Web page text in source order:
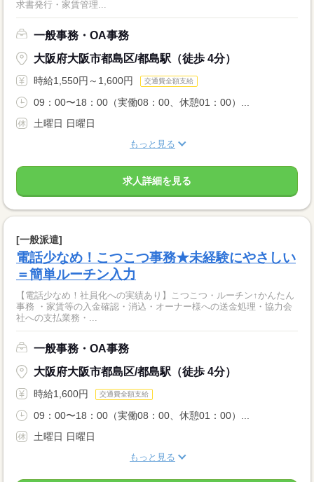
求書発行・家賃管理...
一般事務・OA事務
大阪府大阪市都島区/都島駅（徒歩 4分）
時給1,550円～1,600円 交通費全額支給
09：00〜18：00（実働08：00、休憩01：00）...
土曜日 日曜日
もっと見る
求人詳細を見る
[一般派遣]
電話少なめ！こつこつ事務★未経験にやさしい
＝簡単ルーチン入力
【電話少なめ！社員化への実績あり】こつこつ・ルーチン↑かんたん
事務 ・家賃等の入金確認・消込・オーナー様への送金処理・協力会
社への支払業務・...
一般事務・OA事務
大阪府大阪市都島区/都島駅（徒歩 4分）
時給1,600円 交通費全額支給
09：00〜18：00（実働08：00、休憩01：00）...
土曜日 日曜日
もっと見る